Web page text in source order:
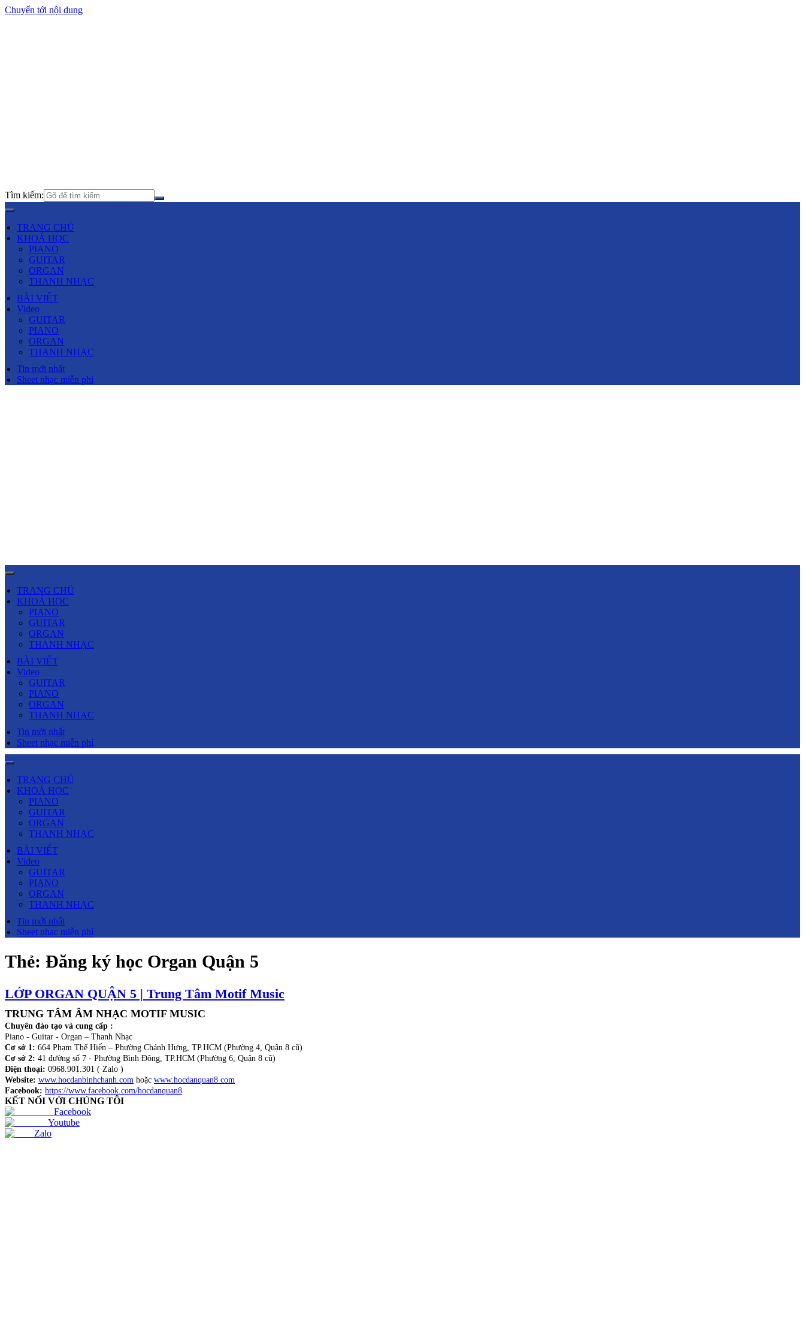
Chuyển tới nội dung
Tìm kiếm:
TRANG CHỦ
KHOÁ HỌC
PIANO
GUITAR
ORGAN
THANH NHẠC
BÀI VIẾT
Video
GUITAR
PIANO
ORGAN
THANH NHẠC
Tin mới nhất
Sheet nhạc miễn phí
TRANG CHỦ
KHOÁ HỌC
PIANO
GUITAR
ORGAN
THANH NHẠC
BÀI VIẾT
Video
GUITAR
PIANO
ORGAN
THANH NHẠC
Tin mới nhất
Sheet nhạc miễn phí
TRANG CHỦ
KHOÁ HỌC
PIANO
GUITAR
ORGAN
THANH NHẠC
BÀI VIẾT
Video
GUITAR
PIANO
ORGAN
THANH NHẠC
Tin mới nhất
Sheet nhạc miễn phí
Thẻ: Đăng ký học Organ Quận 5
LỚP ORGAN QUẬN 5 | Trung Tâm Motif Music
TRUNG TÂM ÂM NHẠC MOTIF MUSIC
Chuyên đào tạo và cung cấp :
Piano - Guitar - Organ – Thanh Nhạc
Cơ sở 1: 664 Phạm Thế Hiển – Phường Chánh Hưng, TP.HCM (Phường 4, Quận 8 cũ)
Cơ sở 2: 41 đường số 7 - Phường Bình Đông, TP.HCM (Phường 6, Quận 8 cũ)
Điện thoại: 0968.901.301 ( Zalo )
Website: www.hocdanbinhchanh.com hoặc www.hocdanquan8.com
Facebook: https://www.facebook.com/hocdanquan8
KẾT NỐI VỚI CHÚNG TÔI
Facebook
Youtube
Zalo